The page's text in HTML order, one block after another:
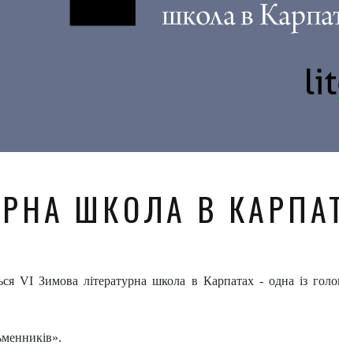
ШКОЛА В
VI Зимова літературна школа в Карпатах - одна із